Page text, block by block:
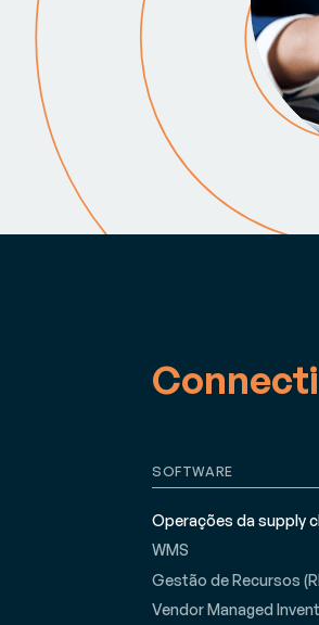
SOFTWARE
Operações da supply
WMS
Gestão de Recursos
Vendor Managed